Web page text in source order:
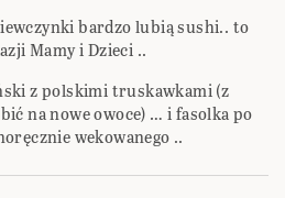
bardzo lubią sushi.. to
Mamy i Dzieci ..
z polskimi truskawkami (z
na nowe owoce) … i fasolka po
wekowanego ..